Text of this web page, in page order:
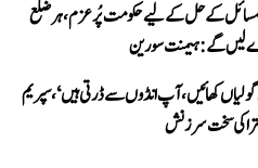
مسائل کے حل کے لیے حکومت پُرعزم، ہر ضلع
لیں گے: ہیمنت سورین
کھائیں، آپ انڈوں سے ڈرتی ہیں‘، سپریم
کی سخت سرزنش